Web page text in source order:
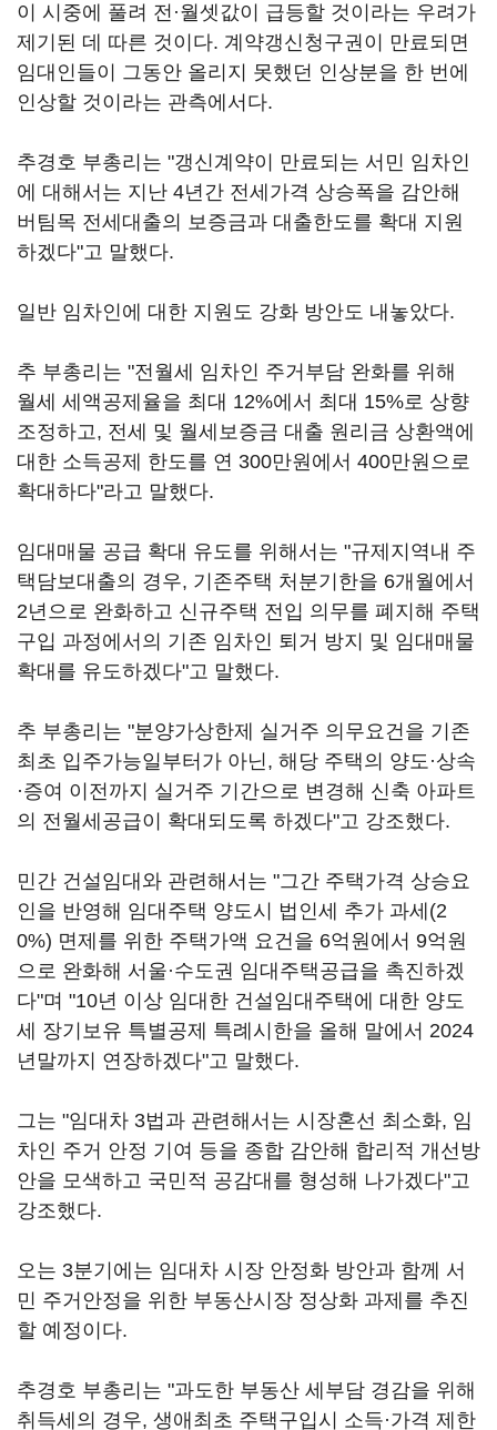
이 시중에 풀려 전·월셋값이 급등할 것이라는 우려가
제기된 데 따른 것이다. 계약갱신청구권이 만료되면
임대인들이 그동안 올리지 못했던 인상분을 한 번에
인상할 것이라는 관측에서다.
추경호 부총리는 "갱신계약이 만료되는 서민 임차인
에 대해서는 지난 4년간 전세가격 상승폭을 감안해
버팀목 전세대출의 보증금과 대출한도를 확대 지원
하겠다"고 말했다.
일반 임차인에 대한 지원도 강화 방안도 내놓았다.
추 부총리는 "전월세 임차인 주거부담 완화를 위해
월세 세액공제율을 최대 12%에서 최대 15%로 상향
조정하고, 전세 및 월세보증금 대출 원리금 상환액에
대한 소득공제 한도를 연 300만원에서 400만원으로
확대하다"라고 말했다.
임대매물 공급 확대 유도를 위해서는 "규제지역내 주
택담보대출의 경우, 기존주택 처분기한을 6개월에서
2년으로 완화하고 신규주택 전입 의무를 폐지해 주택
구입 과정에서의 기존 임차인 퇴거 방지 및 임대매물
확대를 유도하겠다"고 말했다.
추 부총리는 "분양가상한제 실거주 의무요건을 기존
최초 입주가능일부터가 아닌, 해당 주택의 양도·상속
·증여 이전까지 실거주 기간으로 변경해 신축 아파트
의 전월세공급이 확대되도록 하겠다"고 강조했다.
민간 건설임대와 관련해서는 "그간 주택가격 상승요
인을 반영해 임대주택 양도시 법인세 추가 과세(2
0%) 면제를 위한 주택가액 요건을 6억원에서 9억원
으로 완화해 서울·수도권 임대주택공급을 촉진하겠
다"며 "10년 이상 임대한 건설임대주택에 대한 양도
세 장기보유 특별공제 특례시한을 올해 말에서 2024
년말까지 연장하겠다"고 말했다.
그는 "임대차 3법과 관련해서는 시장혼선 최소화, 임
차인 주거 안정 기여 등을 종합 감안해 합리적 개선방
안을 모색하고 국민적 공감대를 형성해 나가겠다"고
강조했다.
오는 3분기에는 임대차 시장 안정화 방안과 함께 서
민 주거안정을 위한 부동산시장 정상화 과제를 추진
할 예정이다.
추경호 부총리는 "과도한 부동산 세부담 경감을 위해
취득세의 경우, 생애최초 주택구입시 소득·가격 제한